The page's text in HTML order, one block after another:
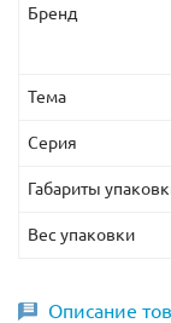
Бренд
Тема
Серия
Габариты
Вес упаковки
Описание